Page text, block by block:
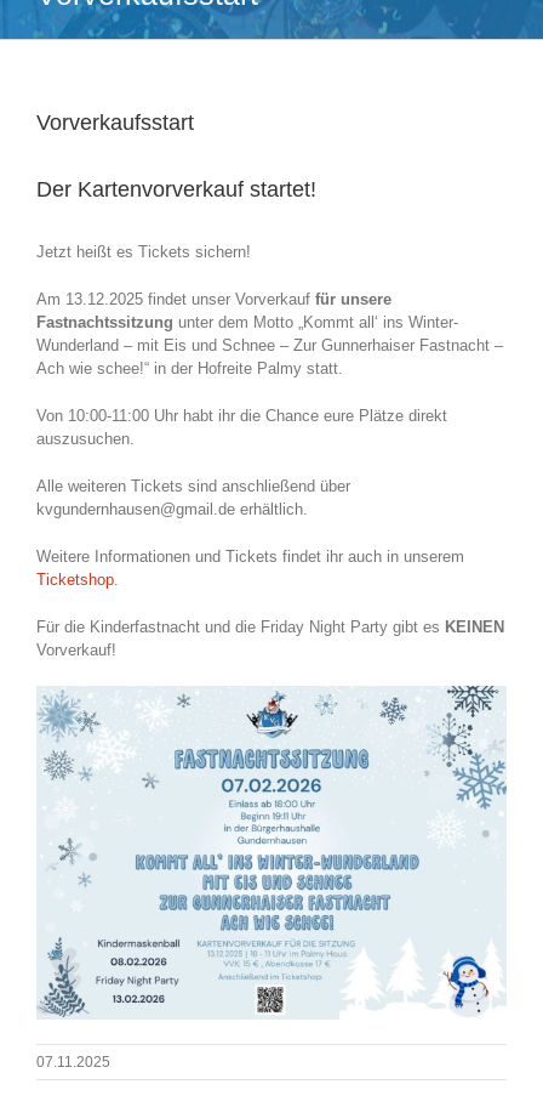
Vorverkaufsstart
Der Kartenvorverkauf startet!
Jetzt heißt es Tickets sichern!
Am 13.12.2025 findet unser Vorverkauf für unsere
Fastnachtssitzung unter dem Motto „Kommt all‘ ins Winter-
Wunderland – mit Eis und Schnee – Zur Gunnerhaiser Fastnacht –
Ach wie schee!“ in der Hofreite Palmy statt.
Von 10:00-11:00 Uhr habt ihr die Chance eure Plätze direkt
auszusuchen.
Alle weiteren Tickets sind anschließend über
kvgundernhausen@gmail.de erhältlich.
Weitere Informationen und Tickets findet ihr auch in unserem
Ticketshop
Für die Kinderfastnacht und die Friday Night Party gibt es KEINEN
Vorverkauf!
07.11.2025